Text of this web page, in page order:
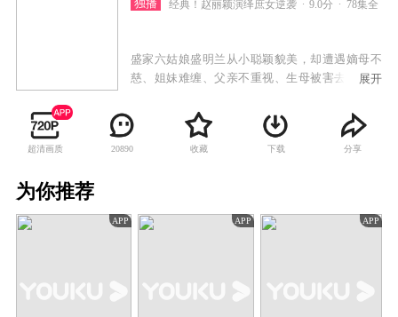
独播 经典！赵丽颖演绎庶女逆袭 9.0分 78集全
盛家六姑娘盛明兰从小聪颖貌美，却遭遇嫡母不
慈、姐妹难缠、父亲不重视、生母被害去世的困
长，在万般打压之下依然自立自强，终历尽艰难
为母报仇。在这一过程中，盛明兰结识了宁远侯
府二公子顾廷烨。顾廷烨帮过盛明兰，也刻薄地
家旁支宗室子弟被立为太子，顾廷烨拿着勤王诏
展开
超清画质 20890 收藏 下载 分享
为你推荐
APP APP APP